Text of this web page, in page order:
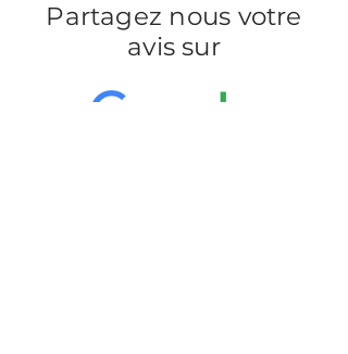
Partagez nous votre
avis sur